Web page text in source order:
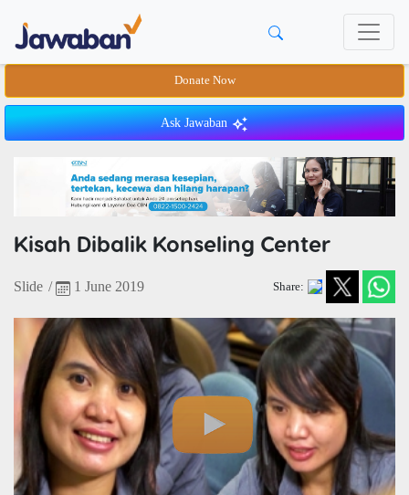
Donate Now
Ask Jawaban
Kisah Dibalik Konseling Center
Slide / 1 June 2019 Share: